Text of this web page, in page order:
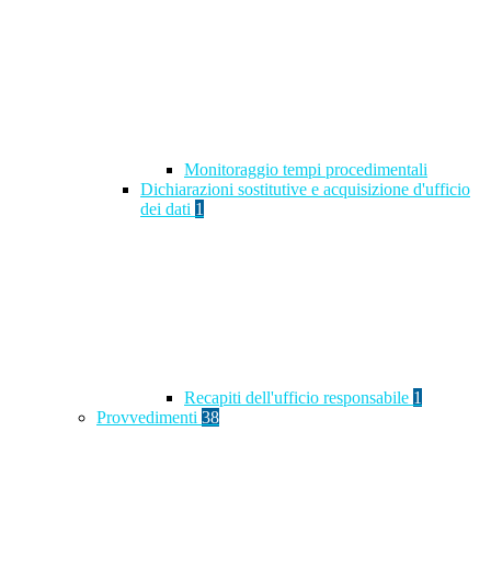
Monitoraggio tempi procedimentali
Dichiarazioni sostitutive e acquisizione d'ufficio
dei dati 1
Recapiti dell'ufficio responsabile 1
Provvedimenti 38